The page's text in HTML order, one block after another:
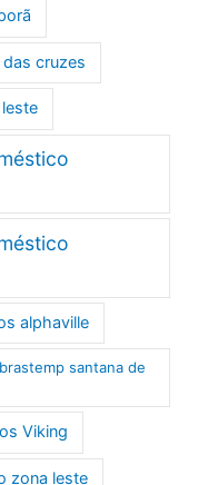
cruzes
alphaville
santana de
Viking
zona leste